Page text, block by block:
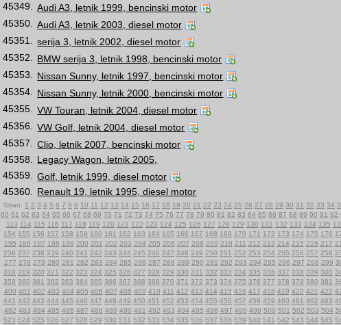
45349.
Audi A3, letnik 1999, bencinski motor
45350.
Audi A3, letnik 2003, diesel motor
45351.
serija 3, letnik 2002, diesel motor
45352.
BMW serija 3, letnik 1998, bencinski motor
45353.
Nissan Sunny, letnik 1997, bencinski motor
45354.
Nissan Sunny, letnik 2000, bencinski motor
45355.
VW Touran, letnik 2004, diesel motor
45356.
VW Golf, letnik 2004, diesel motor
45357.
Clio, letnik 2007, bencinski motor
45358.
Legacy Wagon, letnik 2005,
45359.
Golf, letnik 1999, diesel motor
45360.
Renault 19, letnik 1995, diesel motor
Stran: 1 2 3 4 5 6 7 8 9 10 11 12 13 14 15 16 17 18 19 20 21 22 23 24 25 26 27 28 29 30 31 32 33 34
60 61 62 63 64 65 66 67 68 69 70 71 72 73 74 75 76 77 78 79 80 81 82 83 84 85 86 87 88 89 90 91 92
113 114 115 116 117 118 119 120 121 122 123 124 125 126 127 128 129 130 131 132 133 134 135
154 155 156 157 158 159 160 161 162 163 164 165 166 167 168 169 170 171 172 173 174 175 176
195 196 197 198 199 200 201 202 203 204 205 206 207 208 209 210 211 212 213 214 215 216 217
236 237 238 239 240 241 242 243 244 245 246 247 248 249 250 251 252 253 254 255 256 257 258
277 278 279 280 281 282 283 284 285 286 287 288 289 290 291 292 293 294 295 296 297 298 299
318 319 320 321 322 323 324 325 326 327 328 329 330 331 332 333 334 335 336 337 338 339 340
359 360 361 362 363 364 365 366 367 368 369 370 371 372 373 374 375 376 377 378 379 380 381
400 401 402 403 404 405 406 407 408 409 410 411 412 413 414 415 416 417 418 419 420 421 422
441 442 443 444 445 446 447 448 449 450 451 452 453 454 455 456 457 458 459 460 461 462 463
482 483 484 485 486 487 488 489 490 491 492 493 494 495 496 497 498 499 500 501 502 503 504
523 524 525 526 527 528 529 530 531 532 533 534 535 536 537 538 539 540 541 542 543 544 545